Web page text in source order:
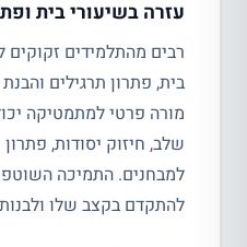
עזרה בשיעורי בית
רבים מהתלמידים
בית, פתרון תרגילים
מורה פרטי למתמטיקה
שלב, חיזוק יסודות,
למבחנים. התמיכה
להתקדם בקצב שלו